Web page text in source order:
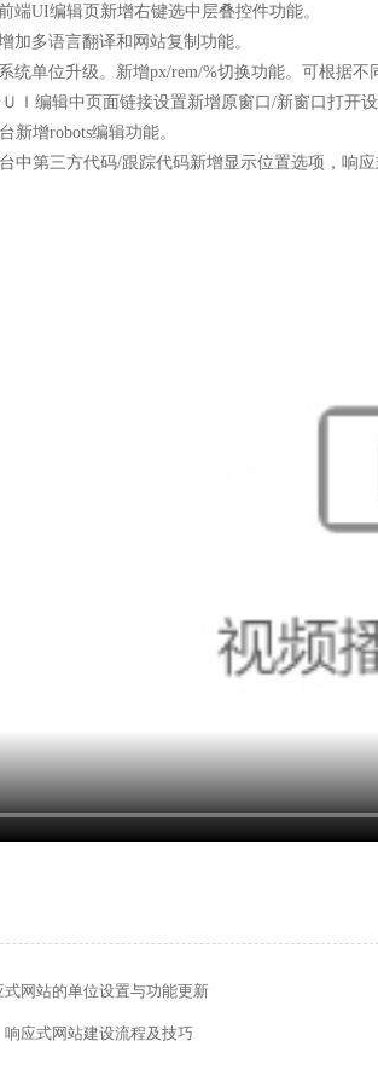
端UI编辑页新增右键选中层叠控件功能。
加多语言翻译和网站复制功能。
统单位升级。新增px/rem/%切换功能。可根据
Ｉ编辑中页面链接设置新增原窗口/新窗口打开设
新增robots编辑功能。
中第三方代码/跟踪代码新增显示位置选项，响
式网站的单位设置与功能更新
响应式网站建设流程及技巧